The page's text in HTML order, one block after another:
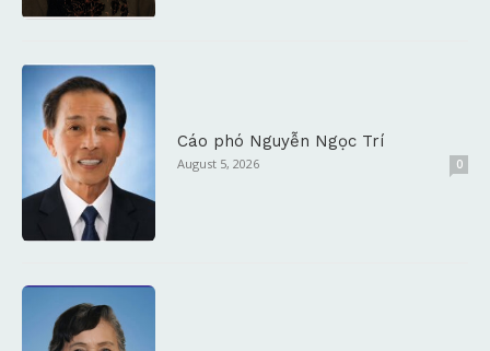
Cáo phó Nguyễn Ngọc Trí
August 5, 2026 0